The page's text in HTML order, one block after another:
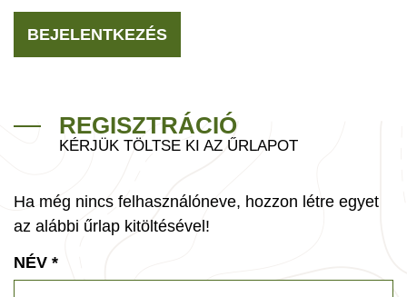
BEJELENTKEZÉS
REGISZTRÁCIÓ
KÉRJÜK TÖLTSE KI AZ ŰRLAPOT
Ha még nincs felhasználóneve, hozzon létre egyet
az alábbi űrlap kitöltésével!
NÉV *